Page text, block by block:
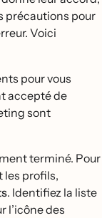
précautions pour
Voici
pour vous
accepté de
sont
terminé. Pour
les profils,
. Identifiez la liste
l’icône des